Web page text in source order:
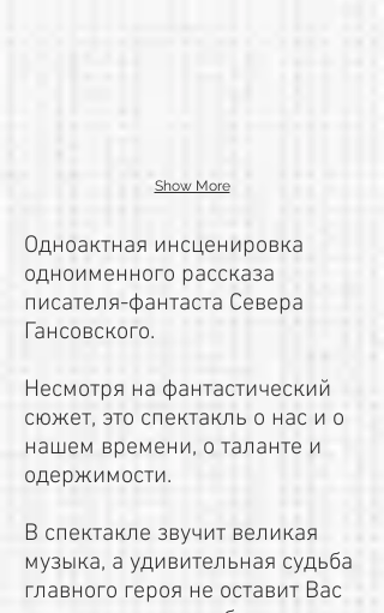
Show More
Одноактная инсценировка
одноименного рассказа
писателя-фантаста Севера
Гансовского.
Несмотря на фантастический
сюжет, это спектакль о нас и о
нашем времени, о таланте и
одержимости.
В спектакле звучит великая
музыка, а удивительная судьба
главного героя не оставит Вас